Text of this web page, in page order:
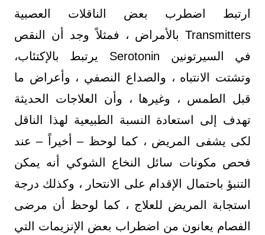
ارتبط اضطرب بعض الناقلات العصبية
Transmitters بالأمراض ، فمثلاً وجد أن النقص
في السيرتونين Serotonin يرتبط بالإكتئاب،
وتشتت الانتباه ، والصداع النصفي ، وأعراض ما
قبل الطمس ، وغيرها ، وأن العلاجات الحديثة
تهدف إلى استعادة النسبة الطبيعية لهذا الناقل
لكى يشفى المريض ، كما لوحظ – أخيراً – عند
فحص مكونات سائل النخاع الشوكي أنه يمكن
التنبؤ باحتمال الإقدام على الانتحار ، وكذلك درجة
استجابة المريض للعلاج ، كما لوحظ أن مرضى
الفصام يعانون من اضطراب بعض الإنزيمات التي